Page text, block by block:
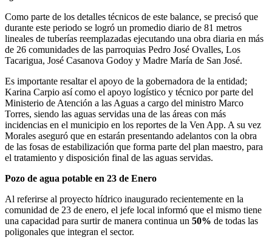
Como parte de los detalles técnicos de este balance, se precisó que
durante este periodo se logró un promedio diario de 81 metros
lineales de tuberías reemplazadas ejecutando una obra diaria en más
de 26 comunidades de las parroquias Pedro José Ovalles, Los
Tacarigua, José Casanova Godoy y Madre María de San José.
Es importante resaltar el apoyo de la gobernadora de la entidad;
Karina Carpio así como el apoyo logístico y técnico por parte del
Ministerio de Atención a las Aguas a cargo del ministro Marco
Torres, siendo las aguas servidas una de las áreas con más
incidencias en el municipio en los reportes de la Ven App. A su vez
Morales aseguró que en estarán presentando adelantos con la obra
de las fosas de estabilización que forma parte del plan maestro, para
el tratamiento y disposición final de las aguas servidas.
Pozo de agua potable en 23 de Enero
Al referirse al proyecto hídrico inaugurado recientemente en la
comunidad de 23 de enero, el jefe local informó que el mismo tiene
una capacidad para surtir de manera continua un 50% de todas las
poligonales que integran el sector.